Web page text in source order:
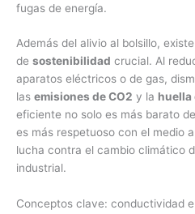
fugas de energía.
Además del alivio al bolsillo,
de sostenibilidad crucial. Al
aparatos eléctricos o de gas,
las emisiones de CO2 y la huella
eficiente no solo es más barato
es más respetuoso con el medio
lucha contra el cambio climático
industrial.
Conceptos clave: conductividad